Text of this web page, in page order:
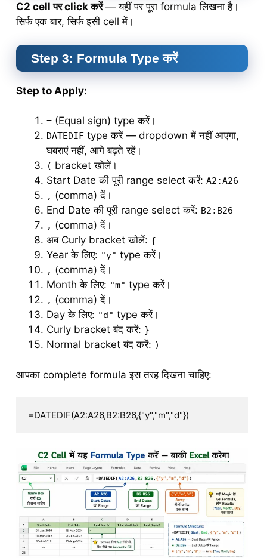
C2 cell पर click करें— यहीं पर पूरा formula लिखना है।
सिर्फ एक बार, सिर्फ इसी cell में।
Step 3: Formula Type करें
Step to Apply:
= (Equal sign) type करें।
DATEDIF type करें — dropdown में नहीं आएगा,
घबराएं नहीं, आगे बढ़ते रहें।
( bracket खोलें।
Start Date की पूरी range select करें: A2:A26
, (comma) दें।
End Date की पूरी range select करें: B2:B26
, (comma) दें।
अब Curly bracket खोलें: {
Year के लिए: "y" type करें।
, (comma) दें।
Month के लिए: "m" type करें।
, (comma) दें।
Day के लिए: "d" type करें।
Curly bracket बंद करें: }
Normal bracket बंद करें: )
आपका complete formula इस तरह दिखना चाहिए:
=DATEDIF(A2:A26,B2:B26,{"y","m","d"})